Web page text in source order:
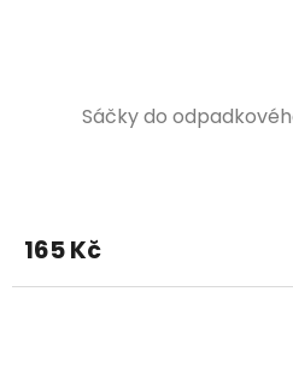
Sáčky do
165 Kč